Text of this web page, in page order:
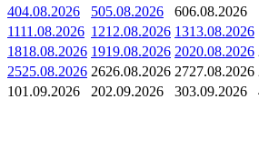
404.08.2026 505.08.2026 606.08.2026
1111.08.2026 1212.08.2026 1313.08.2026
1818.08.2026 1919.08.2026 2020.08.2026
2525.08.2026 2626.08.2026 2727.08.2026
101.09.2026 202.09.2026 303.09.2026